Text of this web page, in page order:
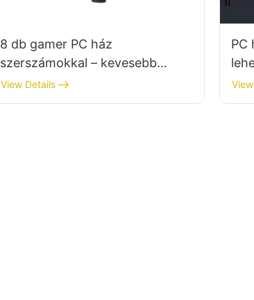
8 db gamer PC ház
szerszámokkal – kevesebb
telepítési funkcióval
View Details
PC